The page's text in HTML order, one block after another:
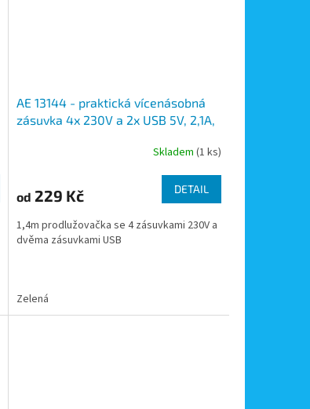
AE 13144 - praktická vícenásobná
zásuvka 4x 230V a 2x USB 5V, 2,1A,
Skladem (1 ks)
od 229 Kč DETAIL
1,4m prodlužovačka se 4 zásuvkami 230V a
dvěma zásuvkami USB
Zelená